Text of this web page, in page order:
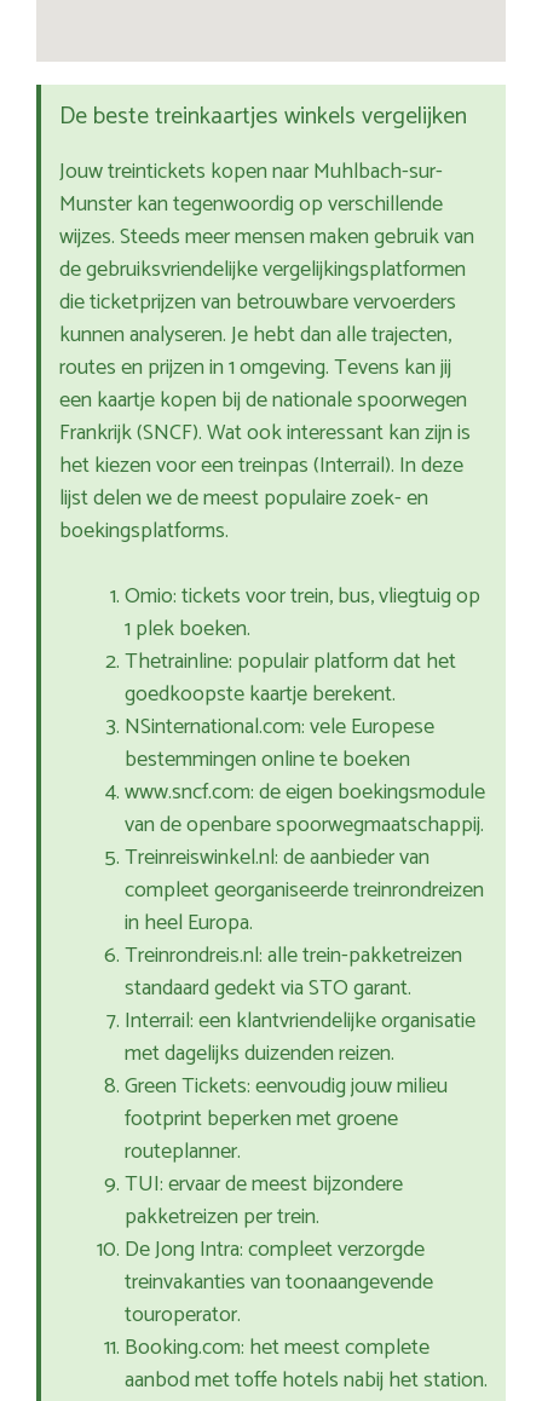
De beste treinkaartjes winkels vergelijken
Jouw treintickets kopen naar Muhlbach-sur-
Munster kan tegenwoordig op verschillende
wijzes. Steeds meer mensen maken gebruik van
de gebruiksvriendelijke vergelijkingsplatformen
die ticketprijzen van betrouwbare vervoerders
kunnen analyseren. Je hebt dan alle trajecten,
routes en prijzen in 1 omgeving. Tevens kan jij
een kaartje kopen bij de nationale spoorwegen
Frankrijk (SNCF). Wat ook interessant kan zijn is
het kiezen voor een treinpas (Interrail). In deze
lijst delen we de meest populaire zoek- en
boekingsplatforms.
Omio: tickets voor trein, bus, vliegtuig op
1 plek boeken.
Thetrainline: populair platform dat het
goedkoopste kaartje berekent.
NSinternational.com: vele Europese
bestemmingen online te boeken
www.sncf.com: de eigen boekingsmodule
van de openbare spoorwegmaatschappij.
Treinreiswinkel.nl: de aanbieder van
compleet georganiseerde treinrondreizen
in heel Europa.
Treinrondreis.nl: alle trein-pakketreizen
standaard gedekt via STO garant.
Interrail: een klantvriendelijke organisatie
met dagelijks duizenden reizen.
Green Tickets: eenvoudig jouw milieu
footprint beperken met groene
routeplanner.
TUI: ervaar de meest bijzondere
pakketreizen per trein.
De Jong Intra: compleet verzorgde
treinvakanties van toonaangevende
touroperator.
Booking.com: het meest complete
aanbod met toffe hotels nabij het station.